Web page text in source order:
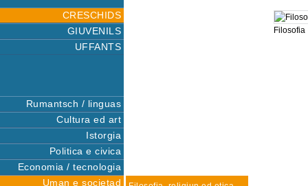
CRESCHIDS
GIUVENILS
UFFANTS
Rumantsch / linguas
Cultura ed art
Istorgia
Politica e civica
Economia / tecnologia
Uman e societad
Filosofia